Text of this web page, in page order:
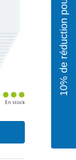
En stock
10% de réduction pour toi!